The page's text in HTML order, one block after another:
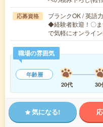
応募資格
ブランクOK / 英語
◆経験者歓迎！〇
で気軽にオンライ
職場の雰囲気
年齢層
20代
30
気になる!